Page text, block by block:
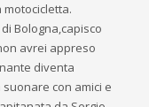
Bologna,capisco
avrei appreso
diventa
con amici e